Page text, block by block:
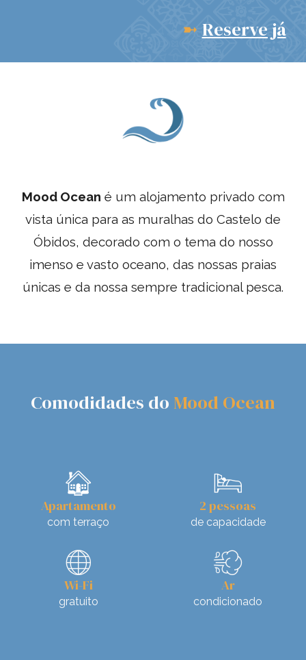
➼ Reserve já
Mood Ocean é um alojamento privado com
vista única para as muralhas do Castelo de
Óbidos, decorado com o tema do nosso
imenso e vasto oceano, das nossas praias
únicas e da nossa sempre tradicional pesca.
Comodidades do Mood Ocean
🏠
Apartamento
com terraço
🌐
Wi-Fi
gratuito
🛌
2 pessoas
de capacidade
💨
Ar
condicionado